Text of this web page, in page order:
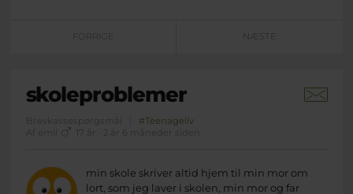
FORRIGE NÆSTE
skoleproblemer
Brevkassespørgsmål
#Teenageliv
Af emil
17 år · 2 år 6 måneder siden
min skole skriver altid hjem til min mor om
lort, som jeg laver i skolen, min mor og far